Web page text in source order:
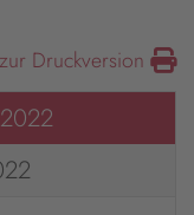
zur Druckversion